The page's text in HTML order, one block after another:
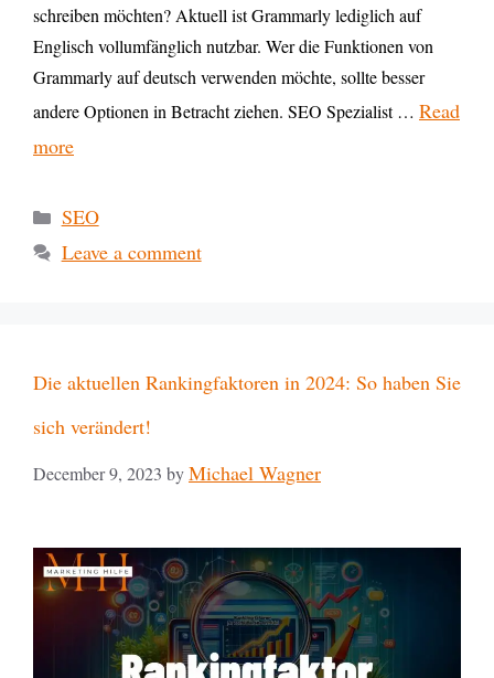
schreiben möchten? Aktuell ist Grammarly lediglich auf
Englisch vollumfänglich nutzbar. Wer die Funktionen von
Grammarly auf deutsch verwenden möchte, sollte besser
andere Optionen in Betracht ziehen. SEO Spezialist … Read
more
SEO
Leave a comment
Die aktuellen Rankingfaktoren in 2024: So haben Sie
sich verändert!
December 9, 2023 byMichael Wagner